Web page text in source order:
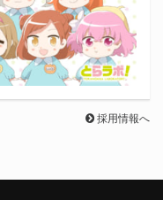
採用情報へ